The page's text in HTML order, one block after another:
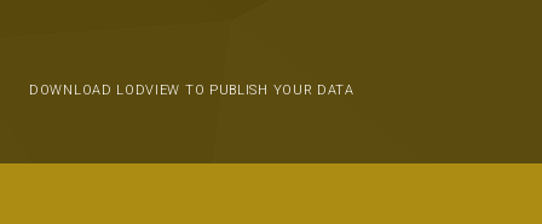
DOWNLOAD LODVIEW TO PUBLISH YOUR DATA